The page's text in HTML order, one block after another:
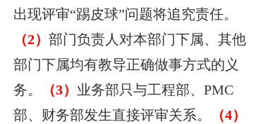
出现评审“踢皮球”问题将追究责任。
（2）部门负责人对本部门下属、其他
部门下属均有教导正确做事方式的义
务。
（3） 业务部只与工程部、PMC
部、财务部发生直接评审关系。
（4）